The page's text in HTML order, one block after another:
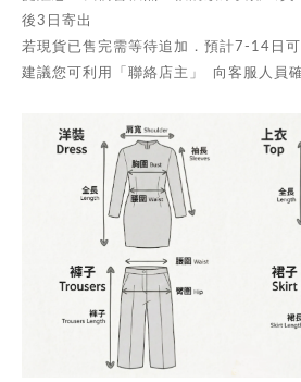
後3日寄出
若現貨已售完需等待追加．預計7-14日
建議您可利用「聯絡店主」 向客服人員